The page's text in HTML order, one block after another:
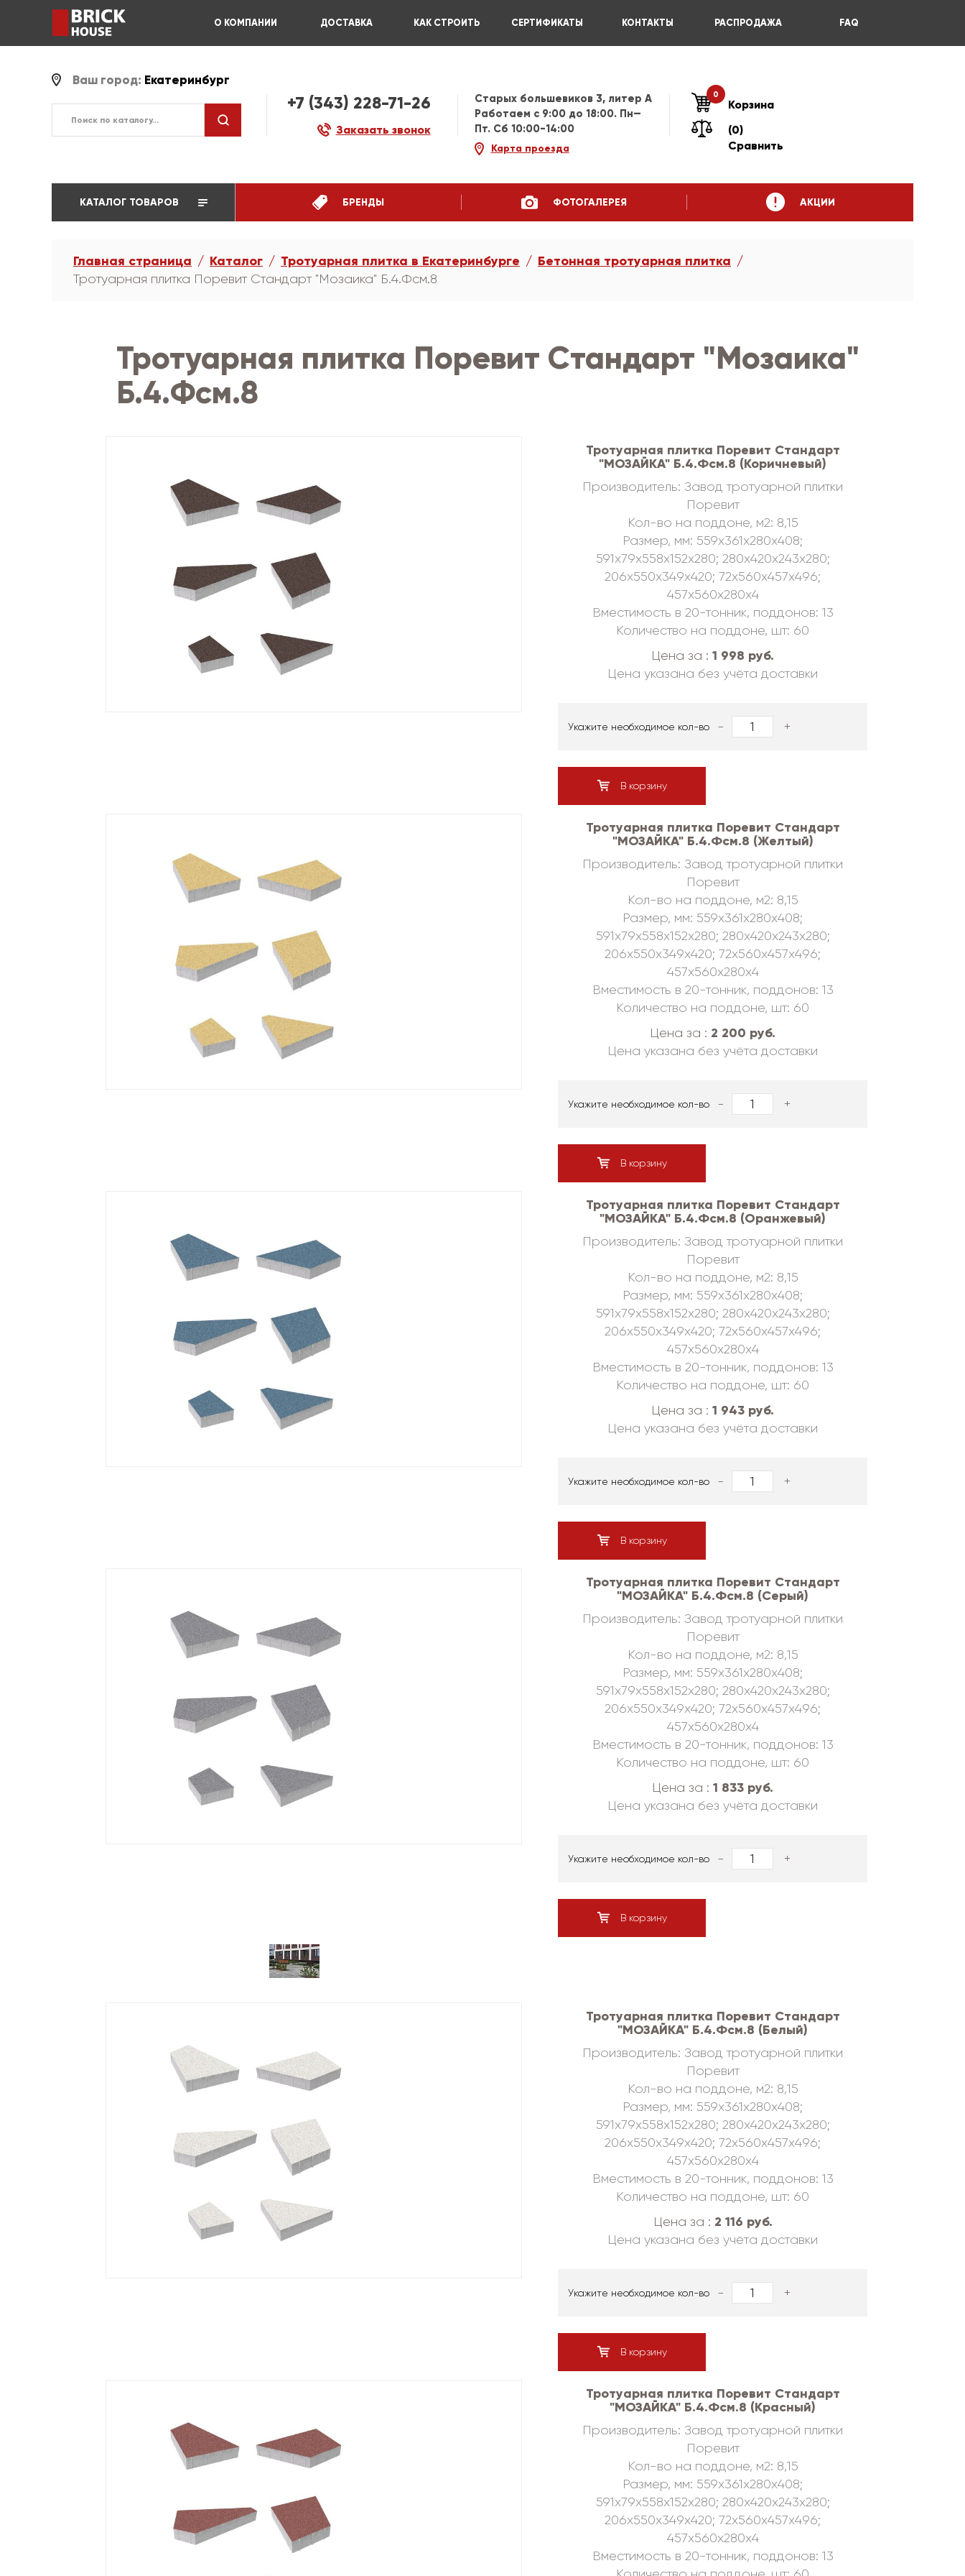
О КОМПАНИИ ДОСТАВКА КАК СТРОИТЬ СЕРТИФИКАТЫ КОНТАКТЫ РАСПРОДАЖА FAQ
Ваш город: Екатеринбург
+7 (343) 228-71-26
Заказать звонок
Старых большевиков 3, литер А
Работаем c 9:00 до 18:00. Пн—
Пт. Сб 10:00-14:00
Карта проезда
0
Корзина
(0)
Сравнить
КАТАЛОГ ТОВАРОВ БРЕНДЫ ФОТОГАЛЕРЕЯ АКЦИИ
Главная страница Каталог Тротуарная плитка в Екатеринбурге Бетонная тротуарная плитка
Тротуарная плитка Поревит Стандарт "Мозаика" Б.4.Фсм.8
Тротуарная плитка Поревит Стандарт "Мозаика"
Б.4.Фсм.8
Тротуарная плитка Поревит Стандарт
"МОЗАЙКА" Б.4.Фсм.8 (Коричневый)
Производитель: Завод тротуарной плитки
Поревит
Кол-во на поддоне, м2: 8,15
Размер, мм: 559х361х280х408;
591х79х558х152х280; 280х420х243х280;
206х550х349х420; 72х560х457х496;
457х560х280х4
Вместимость в 20-тонник, поддонов: 13
Количество на поддоне, шт: 60
Цена за : 1 998 руб.
Цена указана без учёта доставки
Укажите необходимое кол-во - +
В корзину
Тротуарная плитка Поревит Стандарт
"МОЗАЙКА" Б.4.Фсм.8 (Желтый)
Производитель: Завод тротуарной плитки
Поревит
Кол-во на поддоне, м2: 8,15
Размер, мм: 559х361х280х408;
591х79х558х152х280; 280х420х243х280;
206х550х349х420; 72х560х457х496;
457х560х280х4
Вместимость в 20-тонник, поддонов: 13
Количество на поддоне, шт: 60
Цена за : 2 200 руб.
Цена указана без учёта доставки
Укажите необходимое кол-во - +
В корзину
Тротуарная плитка Поревит Стандарт
"МОЗАЙКА" Б.4.Фсм.8 (Оранжевый)
Производитель: Завод тротуарной плитки
Поревит
Кол-во на поддоне, м2: 8,15
Размер, мм: 559х361х280х408;
591х79х558х152х280; 280х420х243х280;
206х550х349х420; 72х560х457х496;
457х560х280х4
Вместимость в 20-тонник, поддонов: 13
Количество на поддоне, шт: 60
Цена за : 1 943 руб.
Цена указана без учёта доставки
Укажите необходимое кол-во - +
В корзину
Тротуарная плитка Поревит Стандарт
"МОЗАЙКА" Б.4.Фсм.8 (Серый)
Производитель: Завод тротуарной плитки
Поревит
Кол-во на поддоне, м2: 8,15
Размер, мм: 559х361х280х408;
591х79х558х152х280; 280х420х243х280;
206х550х349х420; 72х560х457х496;
457х560х280х4
Вместимость в 20-тонник, поддонов: 13
Количество на поддоне, шт: 60
Цена за : 1 833 руб.
Цена указана без учёта доставки
Укажите необходимое кол-во - +
В корзину
Тротуарная плитка Поревит Стандарт
"МОЗАЙКА" Б.4.Фсм.8 (Белый)
Производитель: Завод тротуарной плитки
Поревит
Кол-во на поддоне, м2: 8,15
Размер, мм: 559х361х280х408;
591х79х558х152х280; 280х420х243х280;
206х550х349х420; 72х560х457х496;
457х560х280х4
Вместимость в 20-тонник, поддонов: 13
Количество на поддоне, шт: 60
Цена за : 2 116 руб.
Цена указана без учёта доставки
Укажите необходимое кол-во - +
В корзину
Тротуарная плитка Поревит Стандарт
"МОЗАЙКА" Б.4.Фсм.8 (Красный)
Производитель: Завод тротуарной плитки
Поревит
Кол-во на поддоне, м2: 8,15
Размер, мм: 559х361х280х408;
591х79х558х152х280; 280х420х243х280;
206х550х349х420; 72х560х457х496;
457х560х280х4
Вместимость в 20-тонник, поддонов: 13